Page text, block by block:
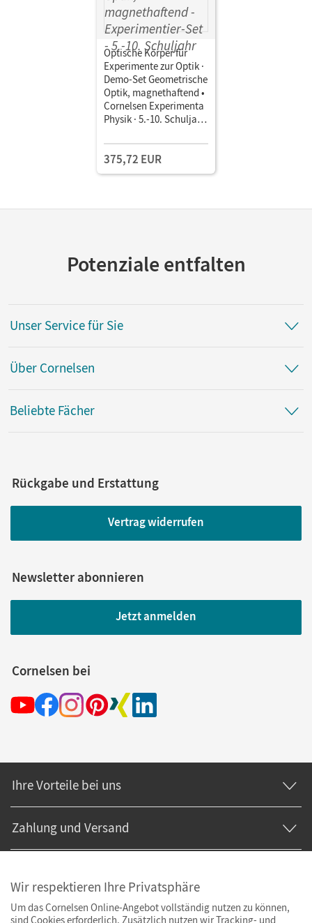
Optische Körper für
Experimente zur Optik ·
Demo-Set Geometrische
Optik, magnethaftend •
Cornelsen Experimenta
Physik · 5.-10. Schuljahr
375,72 EUR
Potenziale entfalten
Unser Service für Sie
Über Cornelsen
Beliebte Fächer
Rückgabe und Erstattung
Vertrag widerrufen
Newsletter abonnieren
Jetzt anmelden
Cornelsen bei
Ihre Vorteile bei uns
Zahlung und Versand
Wir respektieren Ihre Privatsphäre
Um das Cornelsen Online-Angebot vollständig nutzen zu können,
sind Cookies erforderlich. Zusätzlich nutzen wir Tracking- und